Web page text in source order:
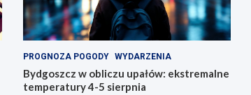
PROGNOZA POGODY WYDARZENIA
Bydgoszcz w obliczu upałów: ekstremalne
temperatury 4-5 sierpnia